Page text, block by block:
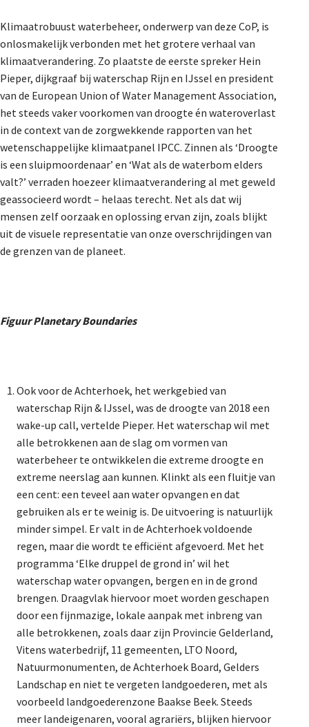
Klimaatrobuust waterbeheer, onderwerp van deze CoP, is
onlosmakelijk verbonden met het grotere verhaal van
klimaatverandering. Zo plaatste de eerste spreker Hein
Pieper, dijkgraaf bij waterschap Rijn en IJssel en president
van de European Union of Water Management Association,
het steeds vaker voorkomen van droogte én wateroverlast
in de context van de zorgwekkende rapporten van het
wetenschappelijke klimaatpanel IPCC. Zinnen als ‘Droogte
is een sluipmoordenaar’ en ‘Wat als de waterbom elders
valt?’ verraden hoezeer klimaatverandering al met geweld
geassocieerd wordt – helaas terecht. Net als dat wij
mensen zelf oorzaak en oplossing ervan zijn, zoals blijkt
uit de visuele representatie van onze overschrijdingen van
de grenzen van de planeet.
Figuur Planetary Boundaries
Ook voor de Achterhoek, het werkgebied van
waterschap Rijn & IJssel, was de droogte van 2018 een
wake-up call, vertelde Pieper. Het waterschap wil met
alle betrokkenen aan de slag om vormen van
waterbeheer te ontwikkelen die extreme droogte en
extreme neerslag aan kunnen. Klinkt als een fluitje van
een cent: een teveel aan water opvangen en dat
gebruiken als er te weinig is. De uitvoering is natuurlijk
minder simpel. Er valt in de Achterhoek voldoende
regen, maar die wordt te efficiënt afgevoerd. Met het
programma ‘Elke druppel de grond in’ wil het
waterschap water opvangen, bergen en in de grond
brengen. Draagvlak hiervoor moet worden geschapen
door een fijnmazige, lokale aanpak met inbreng van
alle betrokkenen, zoals daar zijn Provincie Gelderland,
Vitens waterbedrijf, 11 gemeenten, LTO Noord,
Natuurmonumenten, de Achterhoek Board, Gelders
Landschap en niet te vergeten landgoederen, met als
voorbeeld landgoederenzone Baakse Beek. Steeds
meer landeigenaren, vooral agrariërs, blijken hiervoor